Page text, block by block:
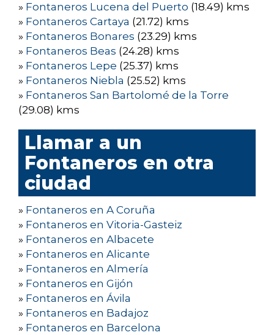
» Fontaneros Lucena del Puerto (18.49) kms
» Fontaneros Cartaya (21.72) kms
» Fontaneros Bonares (23.29) kms
» Fontaneros Beas (24.28) kms
» Fontaneros Lepe (25.37) kms
» Fontaneros Niebla (25.52) kms
» Fontaneros San Bartolomé de la Torre
(29.08) kms
Llamar a un
Fontaneros en otra
ciudad
» Fontaneros en A Coruña
» Fontaneros en Vitoria-Gasteiz
» Fontaneros en Albacete
» Fontaneros en Alicante
» Fontaneros en Almería
» Fontaneros en Gijón
» Fontaneros en Ávila
» Fontaneros en Badajoz
» Fontaneros en Barcelona